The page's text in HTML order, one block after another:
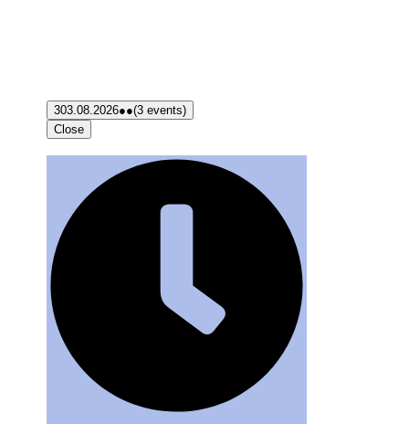
303.08.2026●●(3 events)
Close